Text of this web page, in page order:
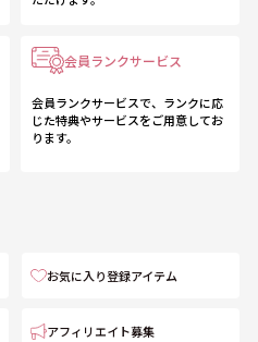
会員ランクサービス
会員ランクサービスで、ランクに応
じた特典やサービスをご用意してお
ります。
お気に入り登録アイテム
アフィリエイト募集